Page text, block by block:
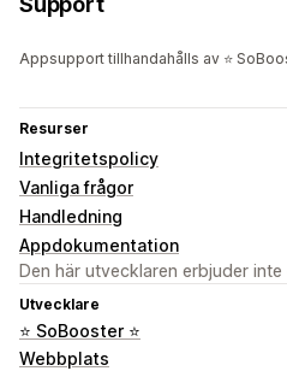
Appsupport tillhandahålls av ⭐
Resurser
Integritetspolicy
Vanliga frågor
Handledning
Appdokumentation
Den här utvecklaren erbjuder
Utvecklare
⭐ SoBooster ⭐
Webbplats